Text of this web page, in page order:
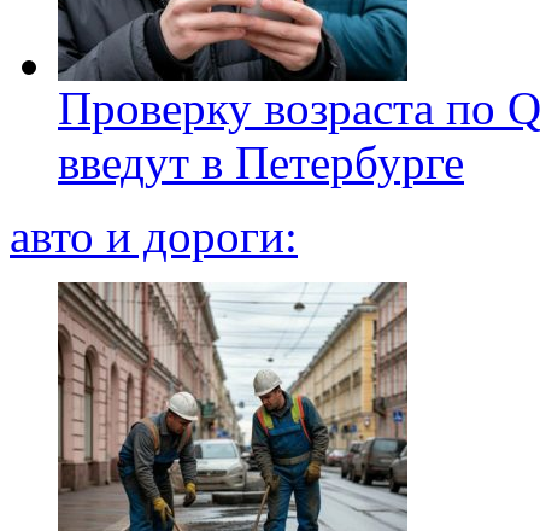
Проверку возраста по
введут в Петербурге
авто и дороги: